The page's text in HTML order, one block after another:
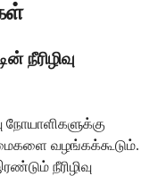
நோயாளிகளுக்கு
வழங்கக்கூடும்.
நீரிழிவு